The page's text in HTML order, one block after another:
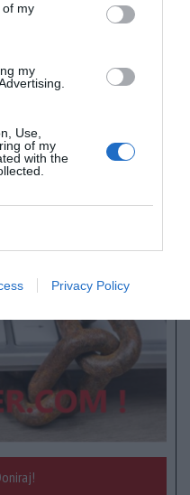
of my
my
Use,
of my
with the
Privacy Policy
omogočate bralci.